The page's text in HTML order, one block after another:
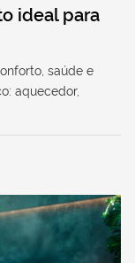
ideal para
saúde e
aquecedor,